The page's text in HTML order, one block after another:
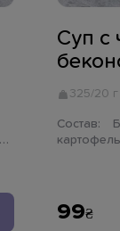
Суп с
325/20 г
Состав:
99